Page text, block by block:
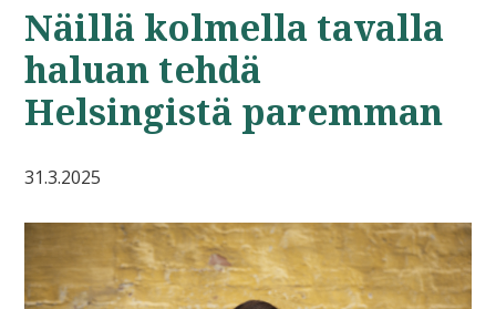
Näillä kolmella tavalla
haluan tehdä
Helsingistä paremman
31.3.2025